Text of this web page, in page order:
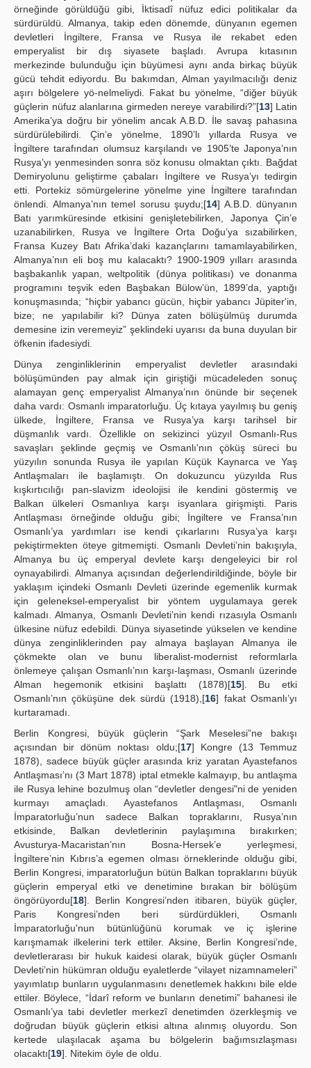
örneğinde görüldüğü gibi, İktisadî nüfuz edici politikalar da
sürdürüldü. Almanya, takip eden dönemde, dünyanın egemen
devletleri İngiltere, Fransa ve Rusya ile rekabet eden
emperyalist bir dış siyasete başladı. Avrupa kıtasının
merkezinde bulunduğu için büyümesi aynı anda birkaç büyük
gücü tehdit ediyordu. Bu bakımdan, Alman yayılmacılığı deniz
aşırı bölgelere yö-nelmeliydi. Fakat bu yönelme, “diğer büyük
güçlerin nüfuz alanlarına girmeden nereye varabilirdi?”[13] Latin
Amerika’ya doğru bir yönelim ancak A.B.D. İle savaş pahasına
sürdürülebilirdi. Çin’e yönelme, 1890’lı yıllarda Rusya ve
İngiltere tarafından olumsuz karşılandı ve 1905’te Japonya’nın
Rusya’yı yenmesinden sonra söz konusu olmaktan çıktı. Bağdat
Demiryolunu geliştirme çabaları İngiltere ve Rusya’yı tedirgin
etti. Portekiz sömürgelerine yönelme yine İngiltere tarafından
önlendi. Almanya’nın temel sorusu şuydu;[14] A.B.D. dünyanın
Batı yarımküresinde etkisini genişletebilirken, Japonya Çin’e
uzanabilirken, Rusya ve İngiltere Orta Doğu’ya sızabilirken,
Fransa Kuzey Batı Afrika’daki kazançlarını tamamlayabilirken,
Almanya’nın eli boş mu kalacaktı? 1900-1909 yılları arasında
başbakanlık yapan, weltpolitik (dünya politikası) ve donanma
programını teşvik eden Başbakan Bülow’ün, 1899’da, yaptığı
konuşmasında; “hiçbir yabancı gücün, hiçbir yabancı Jüpiter'in,
bize; ne yapılabilir ki? Dünya zaten bölüşülmüş durumda
demesine izin veremeyiz” şeklindeki uyarısı da buna duyulan bir
öfkenin ifadesiydi.
Dünya zenginliklerinin emperyalist devletler arasındaki
bölüşümünden pay almak için giriştiği mücadeleden sonuç
alamayan genç emperyalist Almanya’nın önünde bir seçenek
daha vardı: Osmanlı imparatorluğu. Üç kıtaya yayılmış bu geniş
ülkede, İngiltere, Fransa ve Rusya’ya karşı tarihsel bir
düşmanlık vardı. Özellikle on sekizinci yüzyıl Osmanlı-Rus
savaşları şeklinde geçmiş ve Osmanlı'nın çöküş süreci bu
yüzyılın sonunda Rusya ile yapılan Küçük Kaynarca ve Yaş
Antlaşmaları ile başlamıştı. On dokuzuncu yüzyılda Rus
kışkırtıcılığı pan-slavizm ideolojisi ile kendini göstermiş ve
Balkan ülkeleri Osmanlıya karşı isyanlara girişmişti. Paris
Antlaşması örneğinde olduğu gibi; İngiltere ve Fransa’nın
Osmanlı’ya yardımları ise kendi çıkarlarını Rusya’ya karşı
pekiştirmekten öteye gitmemişti. Osmanlı Devleti’nin bakışıyla,
Almanya bu üç emperyal devlete karşı dengeleyici bir rol
oynayabilirdi. Almanya açısından değerlendirildiğinde, böyle bir
yaklaşım içindeki Osmanlı Devleti üzerinde egemenlik kurmak
için geleneksel-emperyalist bir yöntem uygulamaya gerek
kalmadı. Almanya, Osmanlı Devleti’nin kendi rızasıyla Osmanlı
ülkesine nüfuz edebildi. Dünya siyasetinde yükselen ve kendine
dünya zenginliklerinden pay almaya başlayan Almanya ile
çökmekte olan ve bunu liberalist-modernist reformlarla
önlemeye çalışan Osmanlı’nın karşı-laşması, Osmanlı üzerinde
Alman hegemonik etkisini başlattı (1878)[15]. Bu etki
Osmanlı’nın çöküşüne dek sürdü (1918),[16] fakat Osmanlı’yı
kurtaramadı.
Berlin Kongresi, büyük güçlerin “Şark Meselesi”ne bakışı
açısından bir dönüm noktası oldu;[17] Kongre (13 Temmuz
1878), sadece büyük güçler arasında kriz yaratan Ayastefanos
Antlaşması’nı (3 Mart 1878) iptal etmekle kalmayıp, bu antlaşma
ile Rusya lehine bozulmuş olan “devletler dengesi"ni de yeniden
kurmayı amaçladı. Ayastefanos Antlaşması, Osmanlı
İmparatorluğu’nun sadece Balkan topraklarını, Rusya’nın
etkisinde, Balkan devletlerinin paylaşımına bırakırken;
Avusturya-Macaristan’nın Bosna-Hersek’e yerleşmesi,
İngiltere’nin Kıbrıs’a egemen olması örneklerinde olduğu gibi,
Berlin Kongresi, imparatorluğun bütün Balkan topraklarını büyük
güçlerin emperyal etki ve denetimine bırakan bir bölüşüm
öngörüyordu[18]. Berlin Kongresi’nden itibaren, büyük güçler,
Paris Kongresi’nden beri sürdürdükleri, Osmanlı
İmparatorluğu'nun bütünlüğünü korumak ve iç işlerine
karışmamak ilkelerini terk ettiler. Aksine, Berlin Kongresi’nde,
devletlerarası bir hukuk kaidesi olarak, büyük güçler Osmanlı
Devleti’nin hükümran olduğu eyaletlerde “vilayet nizamnameleri”
yayımlatıp bunların uygulanmasını denetlemek hakkını bile elde
ettiler. Böylece, “İdarî reform ve bunların denetimi” bahanesi ile
Osmanlı’ya tabi devletler merkezî denetimden özerkleşmiş ve
doğrudan büyük güçlerin etkisi altına alınmış oluyordu. Son
kertede ulaşılacak aşama bu bölgelerin bağımsızlaşması
olacaktı[19]. Nitekim öyle de oldu.